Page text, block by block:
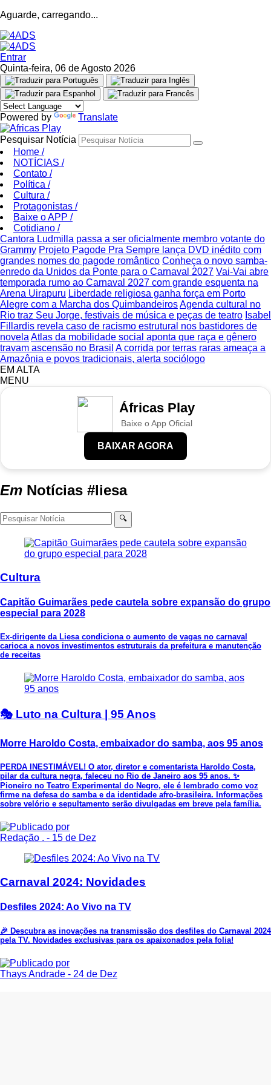
Aguarde, carregando...
Entrar
Quinta-feira, 06 de Agosto 2026
Powered by Translate
Pesquisar Notícia
Home /
NOTÍCIAS /
Contato /
Política /
Cultura /
Protagonistas /
Baixe o APP /
Cotidiano /
Cantora Ludmilla passa a ser oficialmente membro votante do
Grammy Projeto Pagode Pra Sempre lança DVD inédito com
grandes nomes do pagode romântico Conheça o novo samba-
enredo da Unidos da Ponte para o Carnaval 2027 Vai-Vai abre
temporada rumo ao Carnaval 2027 com grande esquenta na
Arena Uirapuru Liberdade religiosa ganha força em Porto
Alegre com a Marcha dos QuimbandeirosAgenda cultural no
Rio traz Seu Jorge, festivais de música e peças de teatro Isabel
Fillardis revela caso de racismo estrutural nos bastidores de
novela Atlas da mobilidade social aponta que raça e gênero
travam ascensão no Brasil A corrida por terras raras ameaça a
Amazônia e povos tradicionais, alerta sociólogo
EM ALTA
MENU
Áfricas Play
Baixe o App Oficial
BAIXAR AGORA
Em Notícias #liesa
🔍
Cultura
Capitão Guimarães pede cautela sobre expansão do grupo
especial para 2028
Ex-dirigente da Liesa condiciona o aumento de vagas no carnaval
carioca a novos investimentos estruturais da prefeitura e manutenção
de receitas
🎭 Luto na Cultura | 95 Anos
Morre Haroldo Costa, embaixador do samba, aos 95 anos
PERDA INESTIMÁVEL! O ator, diretor e comentarista Haroldo Costa,
pilar da cultura negra, faleceu no Rio de Janeiro aos 95 anos. ✨
Pioneiro no Teatro Experimental do Negro, ele é lembrado como voz
firme na defesa do samba e da identidade afro-brasileira. Informações
sobre velório e sepultamento serão divulgadas em breve pela família.
Redação . - 15 de Dez
Carnaval 2024: Novidades
Desfiles 2024: Ao Vivo na TV
🎉 Descubra as inovações na transmissão dos desfiles do Carnaval 2024
pela TV. Novidades exclusivas para os apaixonados pela folia!
Thays Andrade - 24 de Dez